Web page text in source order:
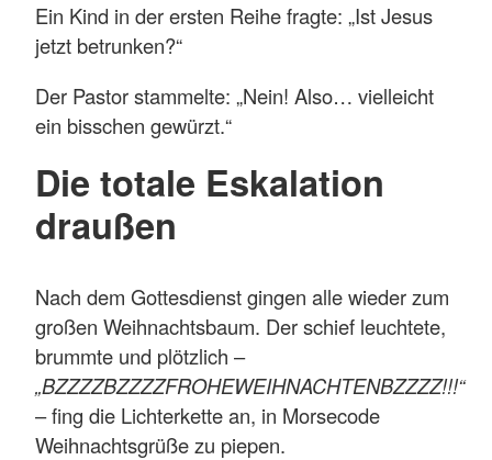
Ein Kind in der ersten Reihe fragte: „Ist Jesus
jetzt betrunken?“
Der Pastor stammelte: „Nein! Also… vielleicht
ein bisschen gewürzt.“
Die totale Eskalation
draußen
Nach dem Gottesdienst gingen alle wieder zum
großen Weihnachtsbaum. Der schief leuchtete,
brummte und plötzlich –
„BZZZZBZZZZFROHEWEIHNACHTENBZZZZ!!!“
– fing die Lichterkette an, in Morsecode
Weihnachtsgrüße zu piepen.